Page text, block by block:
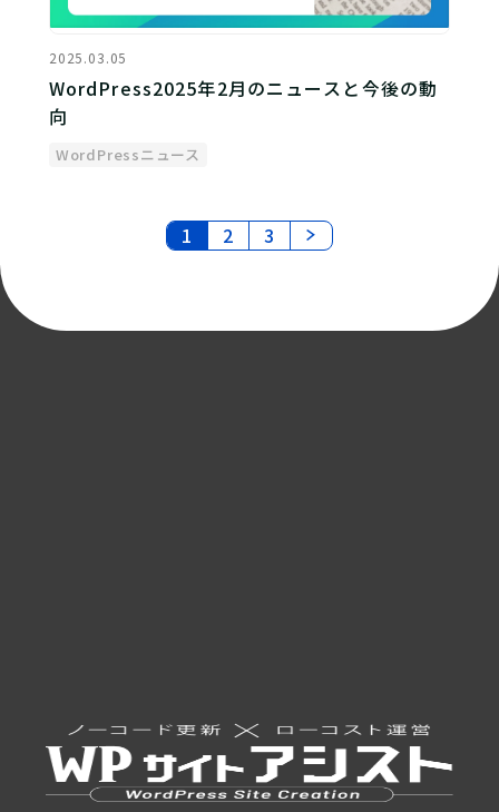
2025.03.05
WordPress2025年2月のニュースと今後の動
向
WordPressニュース
1 2 3